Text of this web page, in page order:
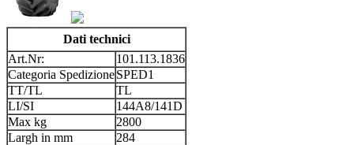
Dati technici
Art.Nr:
101.113.1836
Categoria SpedizioneSPED1
TT/TL
TL
LI/SI
144A8/141D
Max kg
2800
Largh in mm
284